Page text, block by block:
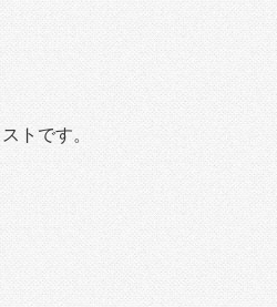
トです。